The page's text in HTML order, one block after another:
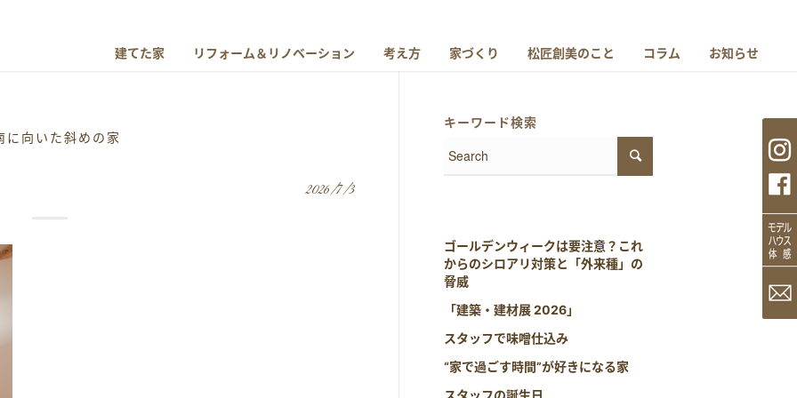
建てた家 リフォーム＆リノベーション 考え方 家づくり 松匠創美のこと コラム お知らせ
に向いた斜めの家
2026/7/3
キーワード検索
ゴールデンウィークは要注意？これ
からのシロアリ対策と「外来種」の
脅威
「建築・建材展 2026」
スタッフで味噌仕込み
“家で過ごす時間”が好きになる家
スタッフの誕生日